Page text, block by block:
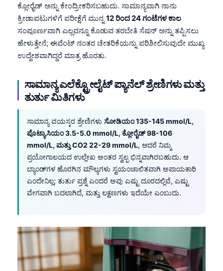
ಕ್ಲೋರೈಡ್ ಅನ್ನು ಕೇಂದ್ರೀಕರಿಸಬಹುದು. ಸಾಮಾನ್ಯವಾಗಿ ನಾನು
ಕ್ರೀಡಾಪಟುಗಳಿಗೆ ಪರೀಕ್ಷೆಗೆ ಮುನ್ನ 12 ರಿಂದ 24 ಗಂಟೆಗಳ ಕಾಲ
ಸಂಪೂರ್ಣವಾಗಿ ಎಲ್ಲವನ್ನೂ ಕೊಡುವ ತರಬೇತಿ ಸೆಷನ್ ಅನ್ನು ತಪ್ಪಿಸಲು
ಹೇಳುತ್ತೇನೆ; ಈವೆಂಟ್ ನಂತರ ಚೇತರಿಕೆಯನ್ನು ಪರಿಶೀಲಿಸುವುದೇ ಮುಖ್ಯ
ಉದ್ದೇಶವಾಗಿದ್ದರೆ ಮಾತ್ರ ಹೊರತು.
ಸಾಮಾನ್ಯ ಎಲೆಕ್ಟ್ರೋಲೈಟ್ ಪ್ಯಾನೆಲ್ ಶ್ರೇಣಿಗಳು ಮತ್ತು
ತುರ್ತು ಮಿತಿಗಳು
ಸಾಮಾನ್ಯ ವಯಸ್ಕರ ಶ್ರೇಣಿಗಳು ಸೋಡಿಯಂ 135-145 mmol/L,
ಪೊಟ್ಯಾಸಿಯಂ 3.5-5.0 mmol/L, ಕ್ಲೋರೈಡ್ 98-106
mmol/L, ಮತ್ತು CO2 22-29 mmol/L, ಆದರೆ ನಿಮ್ಮ
ಪ್ರಯೋಗಾಲಯದ ಉಲ್ಲೇಖ ಅಂತರ ಸ್ವಲ್ಪ ಭಿನ್ನವಾಗಿರಬಹುದು. ಆ
ಬ್ಯಾಂಡ್‌ಗಳ ಹೊರಗಿನ ಮೌಲ್ಯಗಳು ಸ್ವಯಂಚಾಲಿತವಾಗಿ ಅಪಾಯಕಾರಿ
ಎಂದೇನಿಲ್ಲ; ತುರ್ತು ಪ್ರಶ್ನೆ ಎಂದರೆ ಅವು ಎಷ್ಟು ದೂರದಲ್ಲಿವೆ, ಎಷ್ಟು
ವೇಗವಾಗಿ ಬದಲಾಗಿದೆ, ಮತ್ತು ಲಕ್ಷಣಗಳು ಇದೆಯೇ ಎಂಬುದು.